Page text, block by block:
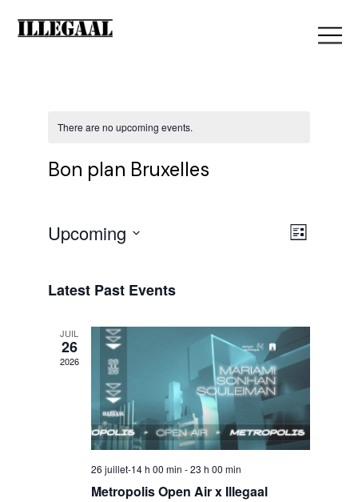
There are no upcoming events.
Bon plan Bruxelles
V
e
w
s
N
E
e
n
t
List
Upcoming
Latest Past Events
JUIL
26
2026
26 juillet-14 h 00 min -23 h 00 min
Metropolis Open Air x Illegaal